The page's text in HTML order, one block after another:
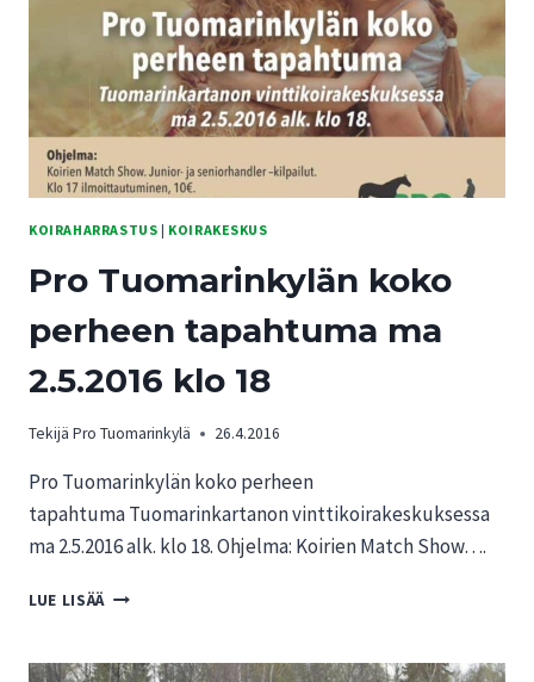
KOIRAHARRASTUS | KOIRAKESKUS
Pro Tuomarinkylän koko
perheen tapahtuma ma
2.5.2016 klo 18
Tekijä Pro Tuomarinkylä 26.4.2016
Pro Tuomarinkylän koko perheen
tapahtuma Tuomarinkartanon vinttikoirakeskuksessa
ma 2.5.2016 alk. klo 18. Ohjelma: Koirien Match Show….
LUE LISÄÄ PRO
PERHEEN